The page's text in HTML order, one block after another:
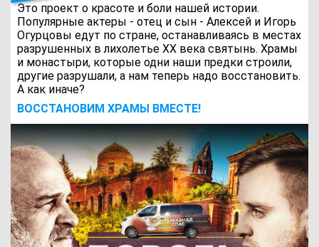
Это проект о красоте и боли нашей истории.
Популярные актеры - отец и сын - Алексей и Игорь
Огурцовы едут по стране, останавливаясь в местах
разрушенных в лихолетье ХХ века святынь. Храмы
и монастыри, которые одни наши предки строили,
другие разрушали, а нам теперь надо восстановить.
А как иначе?
ВОCСТАНОВИМ ХРАМЫ ВМЕСТЕ!